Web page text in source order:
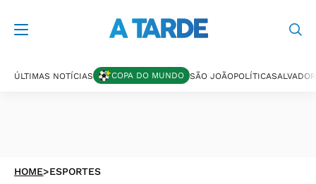
ÚLTIMAS NOTÍCIAS COPA DO MUNDO SÃO JOÃOPOLÍTICASALVADOR
HOME>ESPORTES